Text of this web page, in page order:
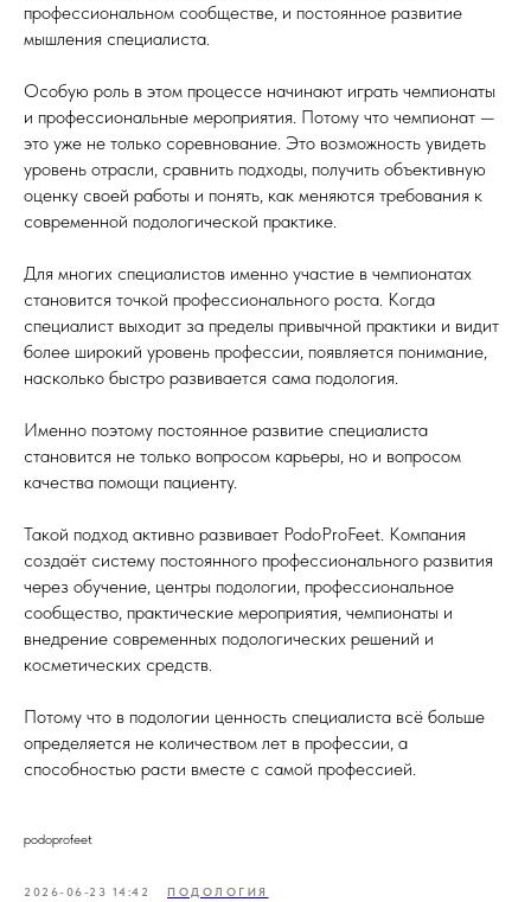
профессиональном сообществе, и постоянное развитие
мышления специалиста.
Особую роль в этом процессе начинают играть чемпионаты
и профессиональные мероприятия. Потому что чемпионат —
это уже не только соревнование. Это возможность увидеть
уровень отрасли, сравнить подходы, получить объективную
оценку своей работы и понять, как меняются требования к
современной подологической практике.
Для многих специалистов именно участие в чемпионатах
становится точкой профессионального роста. Когда
специалист выходит за пределы привычной практики и видит
более широкий уровень профессии, появляется понимание,
насколько быстро развивается сама подология.
Именно поэтому постоянное развитие специалиста
становится не только вопросом карьеры, но и вопросом
качества помощи пациенту.
Такой подход активно развивает PodoProFeet. Компания
создаёт систему постоянного профессионального развития
через обучение, центры подологии, профессиональное
сообщество, практические мероприятия, чемпионаты и
внедрение современных подологических решений и
косметических средств.
Потому что в подологии ценность специалиста всё больше
определяется не количеством лет в профессии, а
способностью расти вместе с самой профессией.
podoprofeet
2026-06-23 14:42 ПОДОЛОГИЯ